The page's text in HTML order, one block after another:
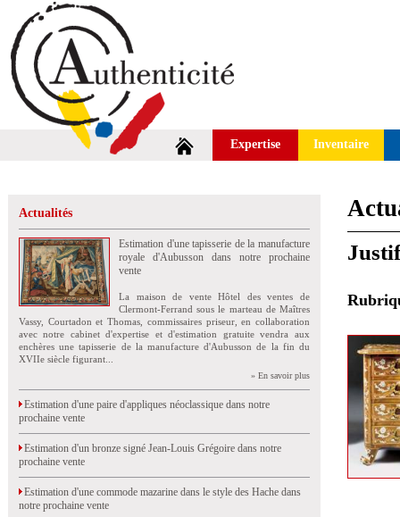
Expertise Inventaire
Actualités
Estimation d'une tapisserie de la manufacture
royale d'Aubusson dans notre prochaine
vente
La maison de vente Hôtel des ventes de
Clermont-Ferrand sous le marteau de Maîtres
Vassy, Courtadon et Thomas, commissaires priseur, en collaboration
avec notre cabinet d'expertise et d'estimation gratuite vendra aux
enchères une tapisserie de la manufacture d'Aubusson de la fin du
XVIIe siècle figurant...
» En savoir plus
Estimation d'une paire d'appliques néoclassique dans notre
prochaine vente
Estimation d'un bronze signé Jean-Louis Grégoire dans notre
prochaine vente
Estimation d'une commode mazarine dans le style des Hache dans
notre prochaine vente